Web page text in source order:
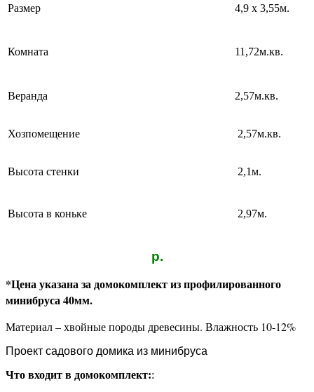
Размер 4,9 х 3,55м.
Комната 11,72м.кв.
Веранда 2,57м.кв.
Хозпомещение 2,57м.кв.
Высота стенки 2,1м.
Высота в коньке 2,97м.
р.
*Цена указана за домокомплект из профилированного
минибруса 40мм.
Материал – хвойные породы древесины. Влажность 10-12%
Проект садового домика из минибруса
Что входит в домокомплект::